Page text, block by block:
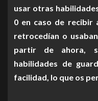
usar otras
0 en caso de recibir
retrocedían o
partir de ahora,
habilidades de
facilidad, lo que os